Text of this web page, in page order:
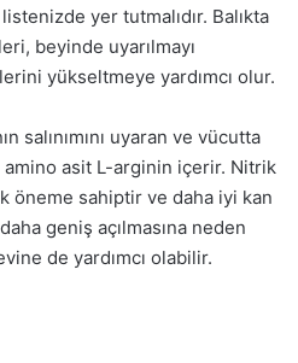
yer tutmalıdır. Balıkta
beyinde uyarılmayı
yükseltmeye yardımcı olur.
salınımını uyaran ve vücutta
asit L-arginin içerir. Nitrik
öneme sahiptir ve daha iyi kan
geniş açılmasına neden
de yardımcı olabilir.